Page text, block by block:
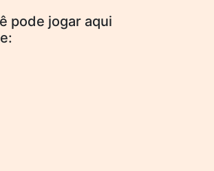
pode jogar aqui